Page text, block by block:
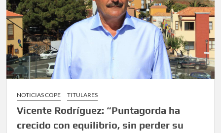
NOTICIAS COPE TITULARES
Vicente Rodríguez: “Puntagorda ha
crecido con equilibrio, sin perder su